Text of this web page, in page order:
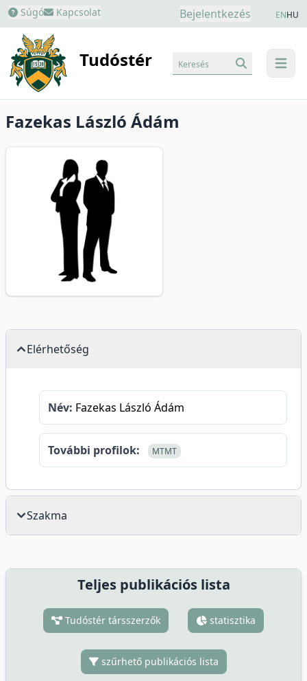
Súgó Kapcsolat Bejelentkezés ENHU
Tudóstér menu
Keresés
Fazekas László Ádám
Elérhetőség
Név: Fazekas László Ádám
További profilok: MTMT
Szakma
Teljes publikációs lista
Tudóstér társszerzők statisztika
szűrhető publikációs lista